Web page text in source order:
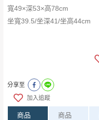
​​​​​​​寬49×深53×高78cm
坐寬39.5/坐深41/坐高44cm
分享至
加入追蹤
商品
商品